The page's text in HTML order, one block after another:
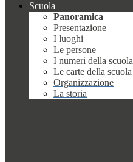
Scuola
Panoramica
Presentazione
I luoghi
Le persone
I numeri della scuola
Le carte della scuola
Organizzazione
La storia